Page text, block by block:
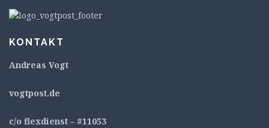
KONTAKT
Andreas Vogt
vogtpost.de
c/o flexdienst – #11053